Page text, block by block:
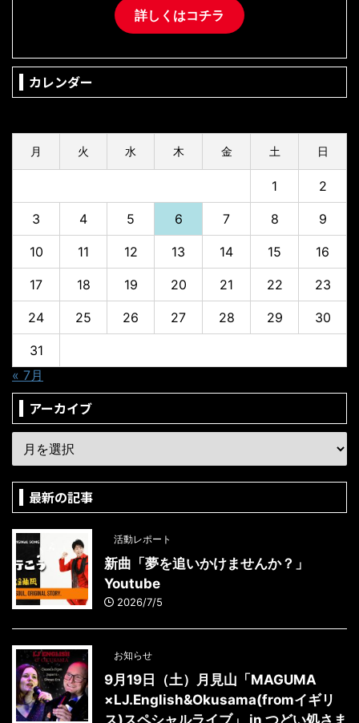
詳しくはコチラ
カレンダー
月 火 水 木 金 土 日
1 2
3 4 5 6 7 8 9
10 11 12 13 14 15 16
17 18 19 20 21 22 23
24 25 26 27 28 29 30
31
« 7月
アーカイブ
最新の記事
活動レポート
新曲「夢を追いかけませんか？」
Youtube
2026/7/5
お知らせ
9月19日（土）月見山「MAGUMA
×LJ.English&Okusama(fromイギリ